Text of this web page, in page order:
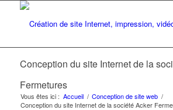
Conception du site Internet de la
Fermetures
Vous êtes ici : Accueil / Conception de site web /
Conception du site Internet de la société Acker